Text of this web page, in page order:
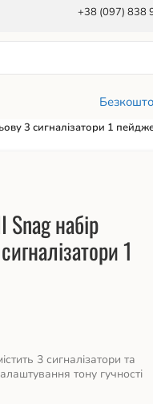
+38 (097) 838
3 сигналізатори 1
набір
1
3 сигналізатори та
тону гучності